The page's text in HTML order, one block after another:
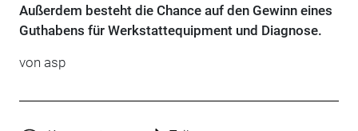
Außerdem besteht die Chance auf den Gewinn eines
Guthabens für Werkstattequipment und Diagnose.
von asp